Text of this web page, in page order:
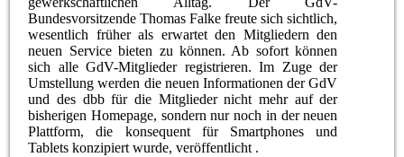
Bundesvorsitzende Thomas Falke freute sich sichtlich,
wesentlich früher als erwartet den Mitgliedern den
neuen Service bieten zu können. Ab sofort können
sich alle GdV-Mitglieder registrieren. Im Zuge der
Umstellung werden die neuen Informationen der GdV
und des dbb für die Mitglieder nicht mehr auf der
bisherigen Homepage, sondern nur noch in der neuen
Plattform, die konsequent für Smartphones und
Tablets konzipiert wurde, veröffentlicht .